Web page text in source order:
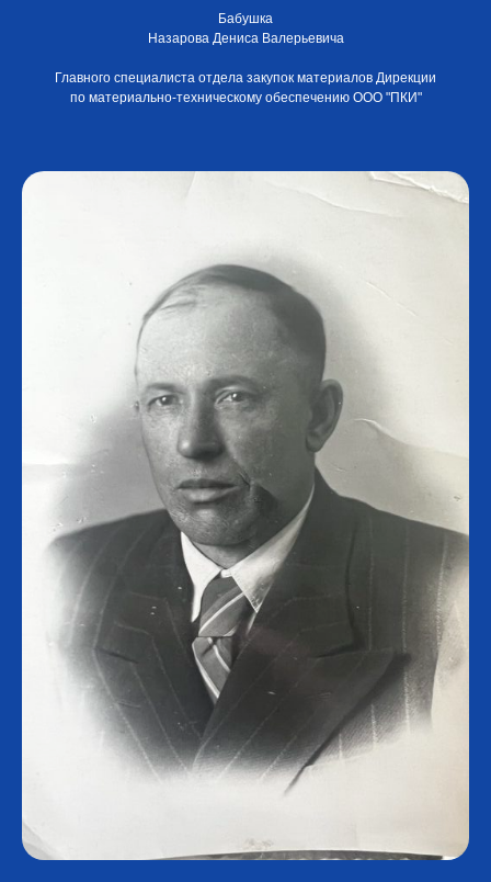
Бабушка
Назарова Дениса Валерьевича
Главного специалиста отдела закупок материалов Дирекции
по материально-техническому обеспечению ООО "ПКИ"